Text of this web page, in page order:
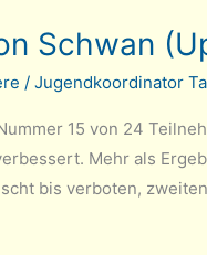
Schwan
/ Jugendkoordinator
15 von 24
Mehr als
bis verboten,